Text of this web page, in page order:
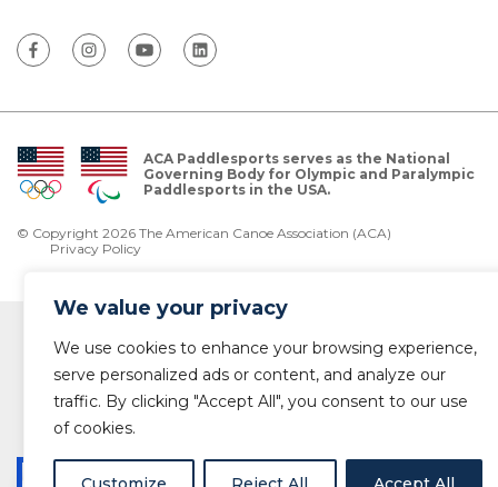
We value your privacy
We use cookies to enhance your browsing experience,
serve personalized ads or content, and analyze our
traffic. By clicking "Accept All", you consent to our use
of cookies.
ACA Paddlesports serves as the National
Governing Body for Olympic and Paralympic
Paddlesports in the USA.
© Copyright 2026 The American Canoe Association (ACA)
Privacy Policy